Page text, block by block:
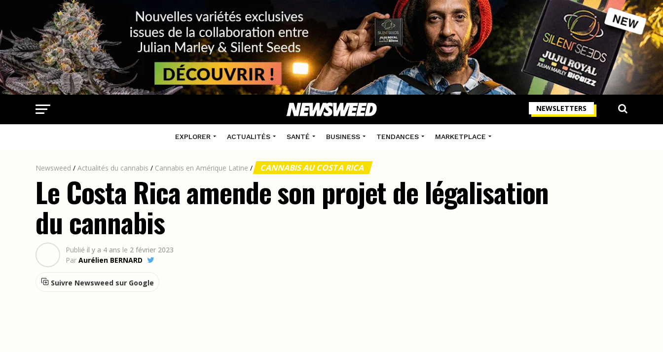
NEWSLETTERS
EXPLORER ACTUALITÉS SANTÉ BUSINESS TENDANCES MARKETPLACE
Newsweed / Actualités du cannabis / Cannabis en Amérique Latine / CANNABIS AU COSTA RICA
Le Costa Rica amende son projet de légalisation
du cannabis
Publié il y a 4 ans le 2 février 2023
Par Aurélien BERNARD
Suivre Newsweed sur Google